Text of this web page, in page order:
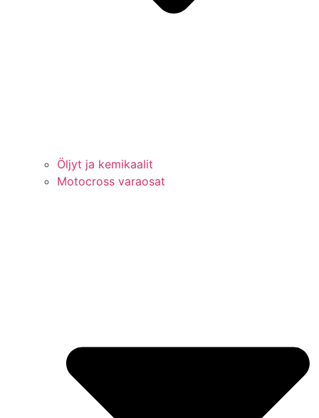
Öljyt ja kemikaalit
Motocross varaosat